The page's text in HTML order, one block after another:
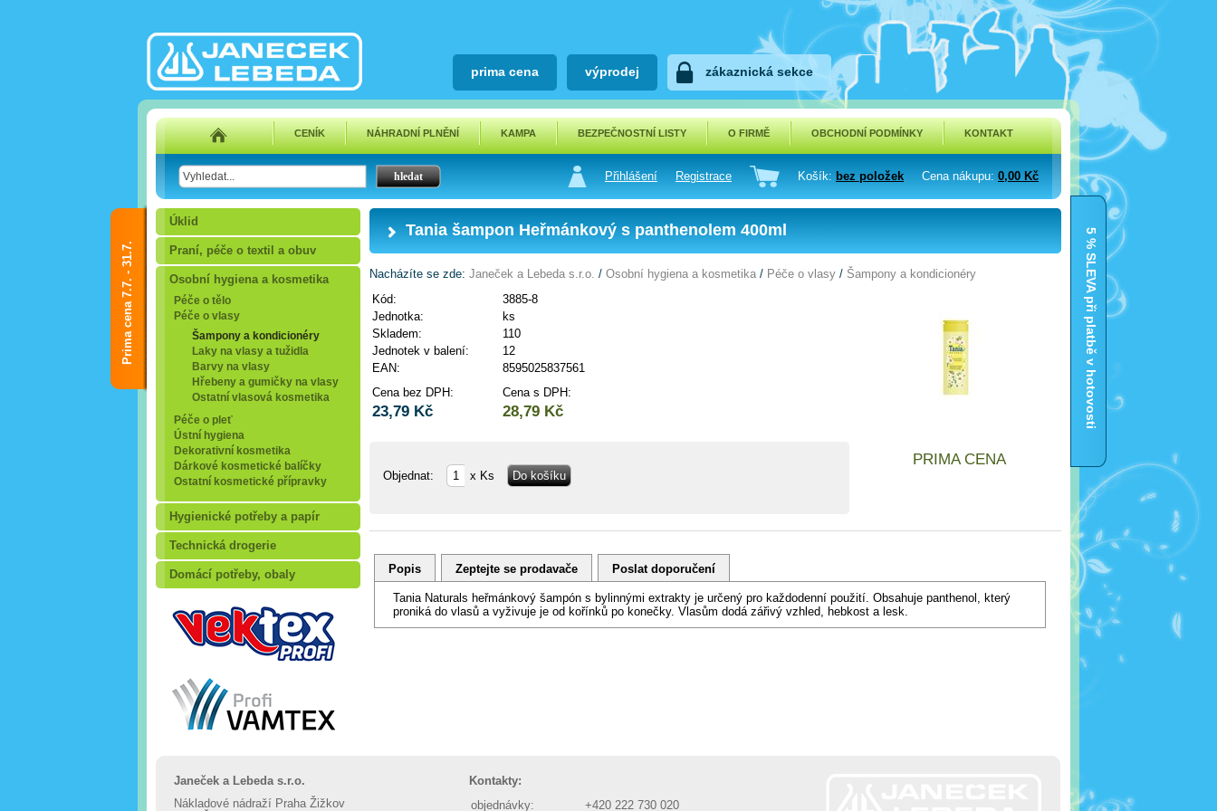
Prima cena 7.7. - 31.7. 5 % SLEVA při platbě v hotovosti
prima cena výprodej zákaznická sekce
CENÍK NÁHRADNÍ PLNĚNÍ KAMPA BEZPEČNOSTNÍ LISTY O FIRMĚ OBCHODNÍ PODMÍNKY KONTAKT
Přihlášení Registrace Košík: bez položek Cena nákupu: 0,00 Kč
Úklid
Praní, péče o textil a obuv
Osobní hygiena a kosmetika
Péče o tělo
Péče o vlasy
Šampony a kondicionéry
Laky na vlasy a tužidla
Barvy na vlasy
Hřebeny a gumičky na vlasy
Ostatní vlasová kosmetika
Péče o pleť
Ústní hygiena
Dekorativní kosmetika
Dárkové kosmetické balíčky
Ostatní kosmetické přípravky
Hygienické potřeby a papír
Technická drogerie
Domácí potřeby, obaly
Tania šampon Heřmánkový s panthenolem 400ml
Nacházíte se zde: Janeček a Lebeda s.r.o. / Osobní hygiena a kosmetika / Péče o vlasy / Šampony a kondicionéry
Kód:
3885-8
Jednotka:
ks
Skladem:
110
Jednotek v balení:
12
EAN:
8595025837561
Cena bez DPH:
Cena s DPH:
23,79 Kč 28,79 Kč
Objednat: x Ks
PRIMA CENA
Popis Zeptejte se prodavače Poslat doporučení
Tania Naturals heřmánkový šampón s bylinnými extrakty je určený pro každodenní použití. Obsahuje panthenol, který
proniká do vlasů a vyživuje je od kořínků po konečky. Vlasům dodá zářivý vzhled, hebkost a lesk.
Janeček a Lebeda s.r.o.
Nákladové nádraží Praha Žižkov
Kontakty:
objednávky:
+420 222 730 020